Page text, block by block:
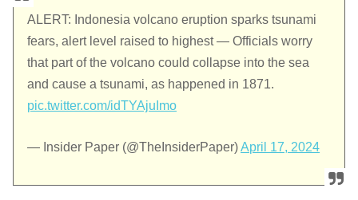
ALERT: Indonesia volcano eruption sparks tsunami
fears, alert level raised to highest — Officials worry
that part of the volcano could collapse into the sea
and cause a tsunami, as happened in 1871.
pic.twitter.com/idTYAjuImo
— Insider Paper (@TheInsiderPaper)April 17, 2024